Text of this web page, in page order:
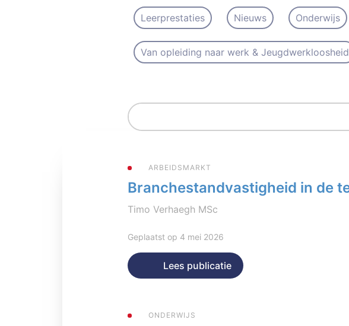
Leerprestaties Nieuws Onderwijs
Van opleiding naar werk & Jeugdwerkloosheid
ARBEIDSMARKT
Branchestandvastigheid in de
Timo Verhaegh MSc
Geplaatst op 4 mei 2026
Lees publicatie
ONDERWIJS